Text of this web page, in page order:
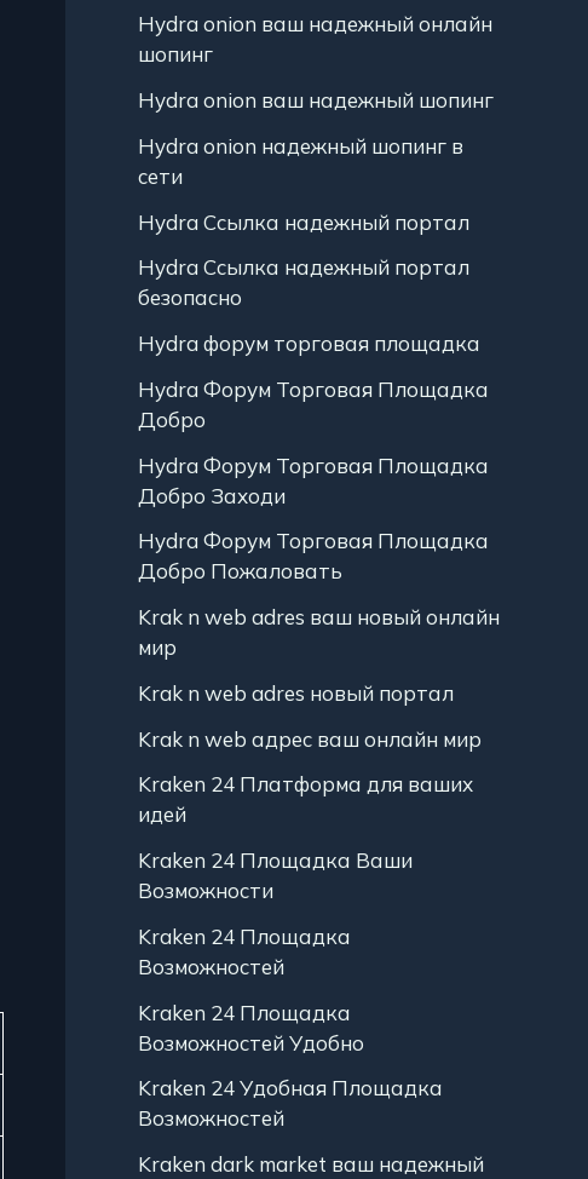
Hydra onion ваш надежный онлайн
шопинг
Hydra onion ваш надежный шопинг
Hydra onion надежный шопинг в
сети
Hydra Ссылка надежный портал
Hydra Ссылка надежный портал
безопасно
Hydra форум торговая площадка
Hydra Форум Торговая Площадка
Добро
Hydra Форум Торговая Площадка
Добро Заходи
Hydra Форум Торговая Площадка
Добро Пожаловать
Krak n web adres ваш новый онлайн
мир
Krak n web adres новый портал
Krak n web адрес ваш онлайн мир
Kraken 24 Платформа для ваших
идей
Kraken 24 Площадка Ваши
Возможности
Kraken 24 Площадка
Возможностей
Kraken 24 Площадка
Возможностей Удобно
Kraken 24 Удобная Площадка
Возможностей
Kraken dark market ваш надежный